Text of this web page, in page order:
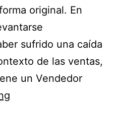
original. En
sufrido una caída
de las ventas,
un Vendedor